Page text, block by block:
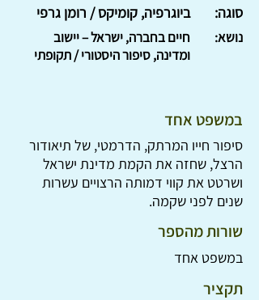
ביוגרפיה, קומיקס / רומן גרפי סוגה:
חיים בחברה, ישראל – יישוב
ומדינה, סיפור היסטורי / תקופתי
נושא:
במשפט אחד
סיפור חייו המרתק, הדרמטי, של תיאודור
הרצל, שחזה את הקמת מדינת ישראל
ושרטט את קווי דמותה הרצויים עשרות
שנים לפני שקמה.
שורות מהספר
במשפט אחד
תקציר